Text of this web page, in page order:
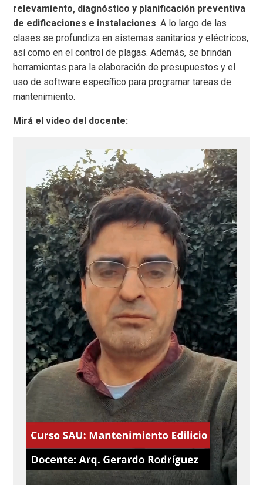
relevamiento, diagnóstico y planificación preventiva
de edificaciones e instalaciones. A lo largo de las
clases se profundiza en sistemas sanitarios y eléctricos,
así como en el control de plagas. Además, se brindan
herramientas para la elaboración de presupuestos y el
uso de software específico para programar tareas de
mantenimiento.
Mirá el video del docente: